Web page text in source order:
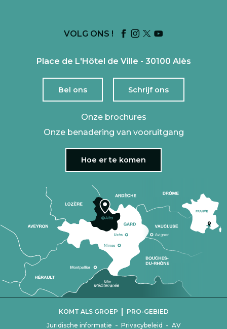
VOLG ONS !
Place de L'Hôtel de Ville - 30100 Alès
Bel ons Schrijf ons
Onze brochures
Onze benadering van vooruitgang
Hoe er te komen
Juridische informatie - Privacybeleid - AV
KOMT ALS GROEP | PRO-GEBIED